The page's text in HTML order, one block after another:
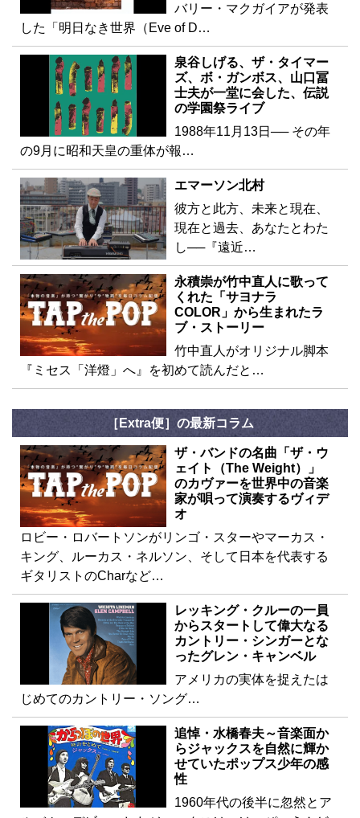
バリー・マクガイアが発表
した「明日なき世界（Eve of D…
泉谷しげる、ザ・タイマー
ズ、ボ・ガンボス、山口冨
士夫が一堂に会した、伝説
の学園祭ライブ
1988年11月13日── その年
の9月に昭和天皇の重体が報…
エマーソン北村
彼方と此方、未来と現在、
現在と過去、あなたとわた
し──『遠近…
永積崇が竹中直人に歌って
くれた「サヨナラ
COLOR」から生まれたラ
ブ・ストーリー
竹中直人がオリジナル脚本
『ミセス「洋燈」へ』を初めて読んだと…
［Extra便］の最新コラム
ザ・バンドの名曲「ザ・ウ
ェイト（The Weight）」
のカヴァーを世界中の音楽
家が唄って演奏するヴィデ
オ
ロビー・ロバートソンがリンゴ・スターやマーカス・
キング、ルーカス・ネルソン、そして日本を代表する
ギタリストのCharなど…
レッキング・クルーの一員
からスタートして偉大なる
カントリー・シンガーとな
ったグレン・キャンベル
アメリカの実体を捉えたは
じめてのカントリー・ソング…
追悼・水橋春夫～音楽面か
らジャックスを自然に輝か
せていたポップス少年の感
性
1960年代の後半に忽然とア